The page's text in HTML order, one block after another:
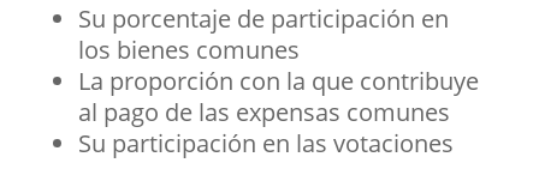
Su porcentaje de participación en
los bienes comunes
La proporción con la que contribuye
al pago de las expensas comunes
Su participación en las votaciones